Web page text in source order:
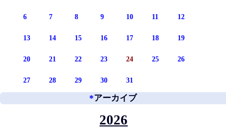
6 7 8 9 10 11 12
13 14 15 16 17 18 19
20 21 22 23 24 25 26
27 28 29 30 31
*アーカイブ
2026